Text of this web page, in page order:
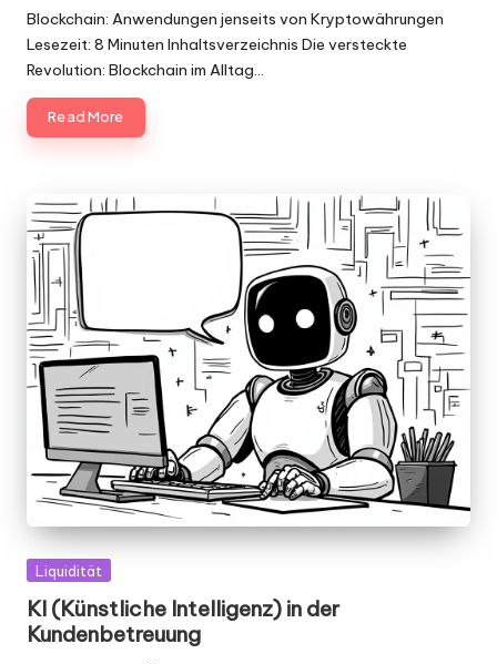
by
Blockchain: Anwendungen jenseits von Kryptowährungen
Lesezeit: 8 Minuten Inhaltsverzeichnis Die versteckte
Revolution: Blockchain im Alltag…
Read More
Posted
Liquidität
KI (Künstliche Intelligenz) in der
Kundenbetreuung